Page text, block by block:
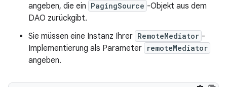
angeben, die ein PagingSource -Objekt aus dem
DAO zurückgibt.
Sie müssen eine Instanz Ihrer RemoteMediator -
Implementierung als Parameter remoteMediator
angeben.